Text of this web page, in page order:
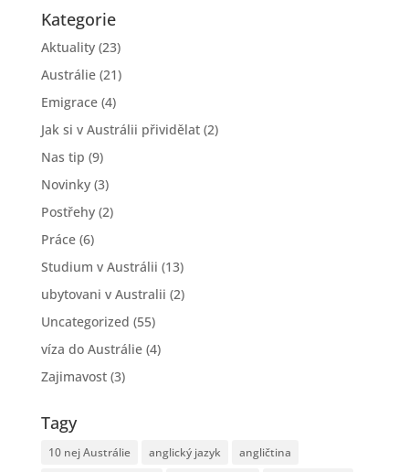
Kategorie
Aktuality(23)
Austrálie(21)
Emigrace(4)
Jak si v Austrálii přividělat(2)
Nas tip (9)
Novinky(3)
Postřehy(2)
Práce(6)
Studium v Austrálii (13)
ubytovani v Australii (2)
Uncategorized (55)
víza do Austrálie(4)
Zajimavost(3)
Tagy
10 nej Austrálie anglický jazyk
angličtina